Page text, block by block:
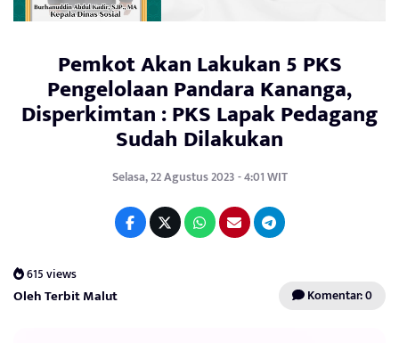
Pemkot Akan Lakukan 5 PKS
Pengelolaan Pandara Kananga,
Disperkimtan : PKS Lapak Pedagang
Sudah Dilakukan
Selasa, 22 Agustus 2023 - 4:01 WIT
615 views
Oleh Terbit Malut Komentar: 0